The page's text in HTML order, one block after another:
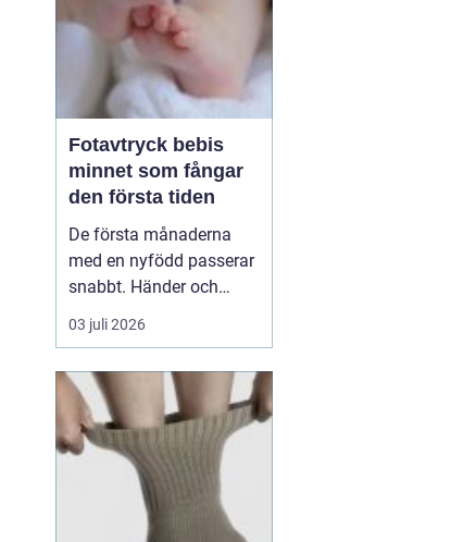
Fotavtryck bebis
minnet som fångar
den första tiden
De första månaderna
med en nyfödd passerar
snabbt. Händer och
fötter som är mindre än
någon kunnat föreställa
bara finns just nu och ett
lugn som ofta märks
först i efterhand. Många
föräldrar vill spara något
mer än foton, något...
03 juli 2026